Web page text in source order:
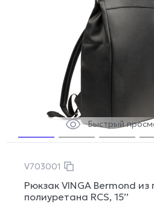
Быстрый
V703001
Рюкзак VINGA Bermond
полиуретана RCS, 15’’